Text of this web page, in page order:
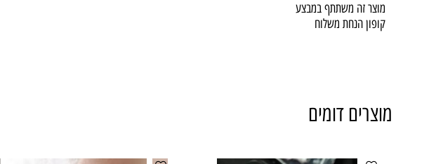
מוצר זה משתתף במבצע
קופון הנחת משלוח
מוצרים דומים